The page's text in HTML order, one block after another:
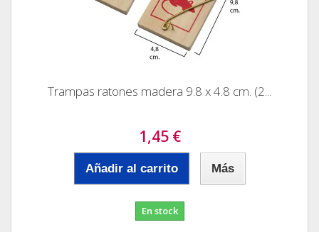
Trampas ratones madera 9.8 x 4.8 cm. (2...
1,45 €
Añadir al carrito Más
En stock